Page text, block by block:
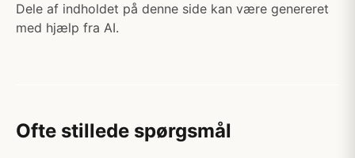
Dele af indholdet på denne side kan være genereret
med hjælp fra AI.
Ofte stillede spørgsmål